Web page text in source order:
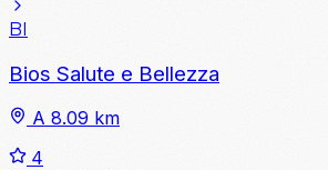
BI
Bios Salute e Bellezza
A 8.09 km
4